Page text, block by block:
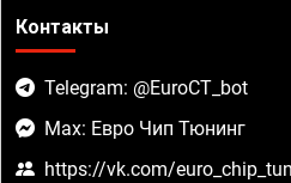
Контакты
Telegram: @EuroCT_bot
Max: Евро Чип Тюнинг
https://vk.com/